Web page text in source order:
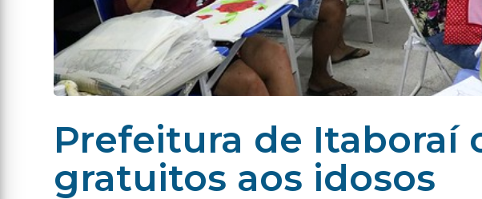
Prefeitura de Itaboraí
gratuitos aos idosos